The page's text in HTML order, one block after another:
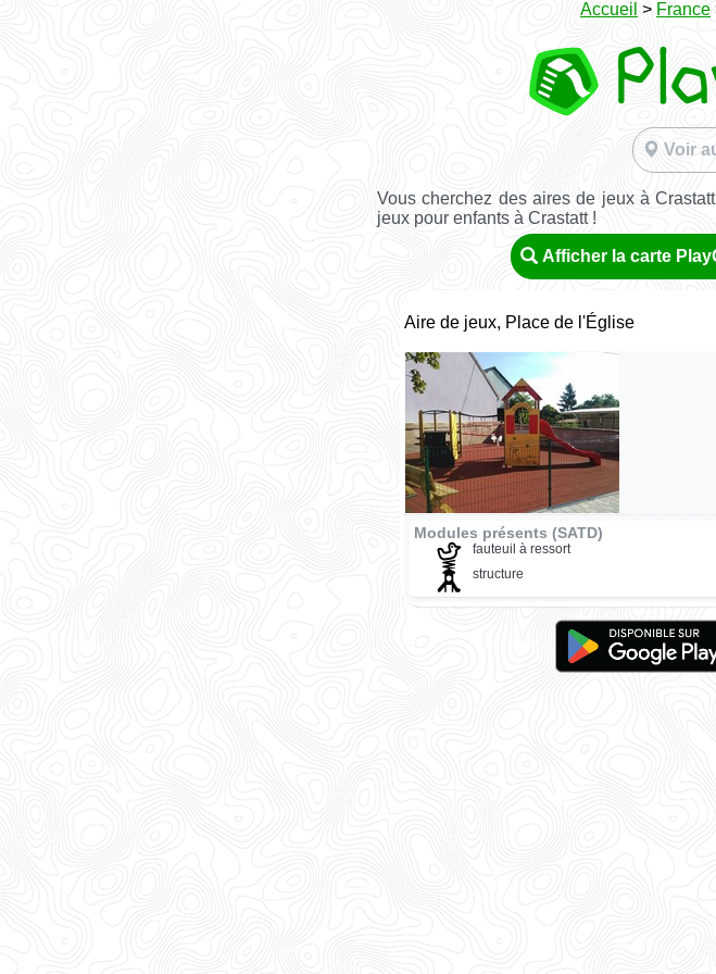
Accueil > France
Voir
Vous cherchez des aires de jeux à
jeux pour enfants à Crastatt !
Afficher la carte
Aire de jeux, Place de l'Église
Modules présents (SATD)
fauteuil à ressort
structure